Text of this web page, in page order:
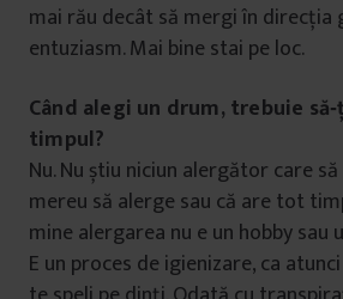
mai rău decât să mergi în direcția
entuziasm. Mai bine stai pe loc.
Când alegi un drum, trebuie
timpul?
Nu. Nu știu niciun alergător care
mereu să alerge sau că are tot
mine alergarea nu e un hobby sau
E un proces de igienizare, ca